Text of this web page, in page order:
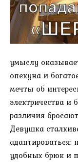
умыслу
опекуна и
мечты об
электричества и
различия
Девушка
удобных брюк и